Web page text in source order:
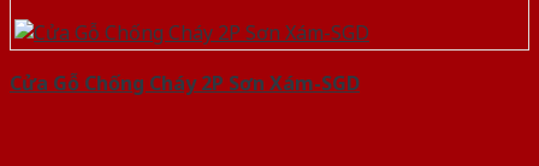
Cửa Gỗ Chống Cháy 2P Sơn Xám-SGD